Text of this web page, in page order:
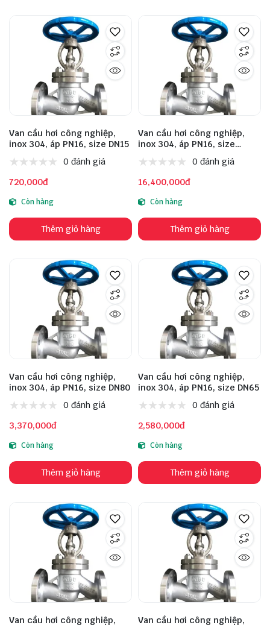
Van cầu hơi công nghiệp,
inox 304, áp PN16, size DN15
0 đánh giá
720,000đ
Còn hàng
Thêm giỏ hàng
Van cầu hơi công nghiệp,
inox 304, áp PN16, size
0 đánh giá
16,400,000đ
Còn hàng
Thêm giỏ hàng
Van cầu hơi công nghiệp,
inox 304, áp PN16, size DN80
0 đánh giá
3,370,000đ
Còn hàng
Thêm giỏ hàng
Van cầu hơi công nghiệp,
inox 304, áp PN16, size DN65
0 đánh giá
2,580,000đ
Còn hàng
Thêm giỏ hàng
Van cầu hơi công nghiệp,
Van cầu hơi công nghiệp,